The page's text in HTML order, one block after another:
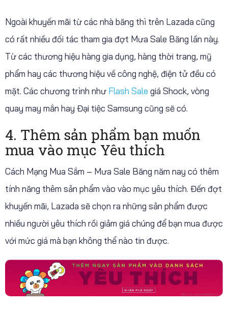
Ngoài khuyến mãi từ các nhà băng thì trên Lazada cũng
có rất nhiều đối tác tham gia đợt Mưa Sale Băng lần này.
Từ các thương hiệu hàng gia dụng, hàng thời trang, mỹ
phẩm hay các thương hiệu về công nghệ, điện tử đều có
mặt. Các chương trình như Flash Sale giá Shock, vòng
quay may mắn hay Đại tiệc Samsung cũng sẽ có.
4. Thêm sản phẩm bạn muốn
mua vào mục Yêu thích
Cách Mạng Mua Sắm – Mưa Sale Băng năm nay có thêm
tính năng thêm sản phẩm vào vào mục yêu thích. Đến đợt
khuyến mãi, Lazada sẽ chọn ra những sản phẩm được
nhiều người yêu thích rồi giảm giá chúng để bạn mua được
với mức giá mà bạn không thể nào tin được.